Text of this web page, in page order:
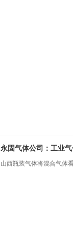
永固气体公司：工业
山西瓶装气体将混合气体